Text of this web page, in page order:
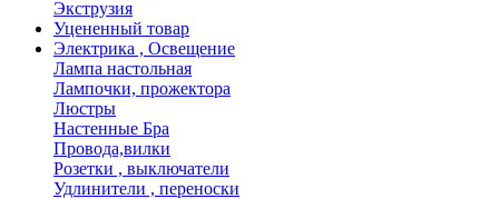
Экструзия
Уцененный товар
Электрика , Освещение
Лампа настольная
Лампочки, прожектора
Люстры
Настенные Бра
Провода,вилки
Розетки , выключатели
Удлинители , переноски